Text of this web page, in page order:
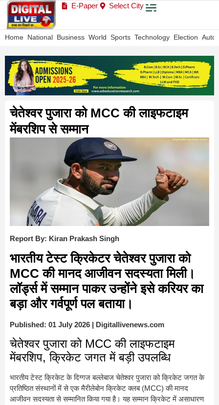
E-Paper Select City
Home National Business World Sports Technology Election Auto
चेतेश्वर पुजारा को MCC की लाइफटाइम
मेंबरशिप से सम्मान
Report By: Kiran Prakash Singh
भारतीय टेस्ट क्रिकेटर चेतेश्वर पुजारा को
MCC की मानद आजीवन सदस्यता मिली।
लॉर्ड्स में सम्मान पाकर उन्होंने इसे करियर का
बड़ा और गर्वपूर्ण पल बताया।
Published: 01 July 2026 | Digitallivenews.com
चेतेश्वर पुजारा को MCC की लाइफटाइम
मेंबरशिप, क्रिकेट जगत में बड़ी उपलब्धि
भारतीय टेस्ट क्रिकेट के दिग्गज बल्लेबाज चेतेश्वर पुजारा को क्रिकेट जगत के
प्रतिष्ठित संस्थानों में से एक मैरीलेबोन क्रिकेट क्लब (MCC) की मानद
आजीवन सदस्यता से सम्मानित किया गया है। यह सम्मान क्रिकेट में असाधारण